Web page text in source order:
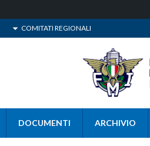
COMITATI REGIONALI
DOCUMENTI ARCHIVIO